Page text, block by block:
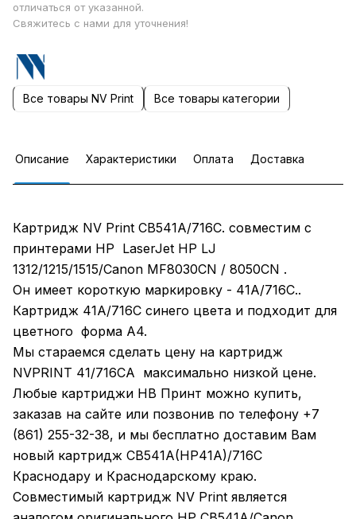
отличаться от указанной.
Свяжитесь с нами для уточнения!
Все товары NV Print Все товары категории
Описание Характеристики Оплата Доставка
Картридж NV Print CB541A/716С. совместим с
принтерами HP LaserJet HP LJ
1312/1215/1515/Canon MF8030CN / 8050CN .
Он имеет короткую маркировку - 41A/716С..
Картридж 41A/716С синего цвета и подходит для
цветного форма А4.
Мы стараемся сделать цену на картридж
NVPRINT 41/716СA максимально низкой цене.
Любые картриджи НВ Принт можно купить,
заказав на сайте или позвонив по телефону +7
(861) 255-32-38, и мы бесплатно доставим Вам
новый картридж CB541A(НР41A)/716C
Краснодару и Краснодарскому краю.
Совместимый картридж NV Print является